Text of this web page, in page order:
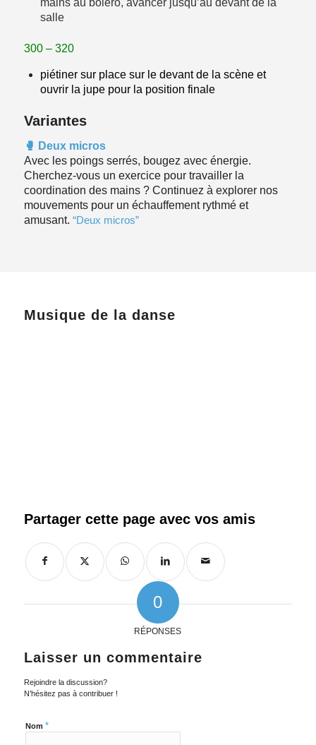
salle
300 – 320
piétiner sur place sur le devant de la scène et
ouvrir la jupe pour la position finale
Variantes
🥊 Deux micros
Avec les poings serrés, bougez avec énergie.
Cherchez-vous un exercice pour travailler la
coordination des mains ? Continuez à explorer nos
mouvements pour un échauffement rythmé et
amusant. “Deux micros”
Musique de la danse
0
RÉPONSES
Laisser un commentaire
Rejoindre la discussion?
N’hésitez pas à contribuer !
Nom *